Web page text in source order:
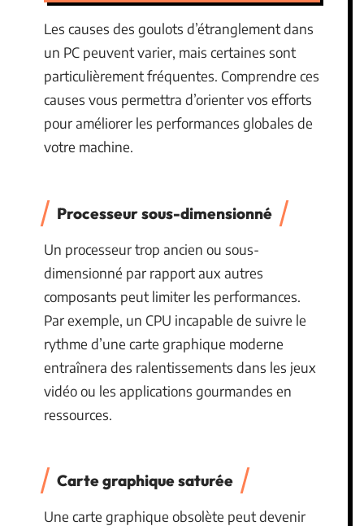
Les causes des goulots d’étranglement dans
un PC peuvent varier, mais certaines sont
particulièrement fréquentes. Comprendre ces
causes vous permettra d’orienter vos efforts
pour améliorer les performances globales de
votre machine.
Processeur sous-dimensionné
Un processeur trop ancien ou sous-
dimensionné par rapport aux autres
composants peut limiter les performances.
Par exemple, un CPU incapable de suivre le
rythme d’une carte graphique moderne
entraînera des ralentissements dans les jeux
vidéo ou les applications gourmandes en
ressources.
Carte graphique saturée
Une carte graphique obsolète peut devenir